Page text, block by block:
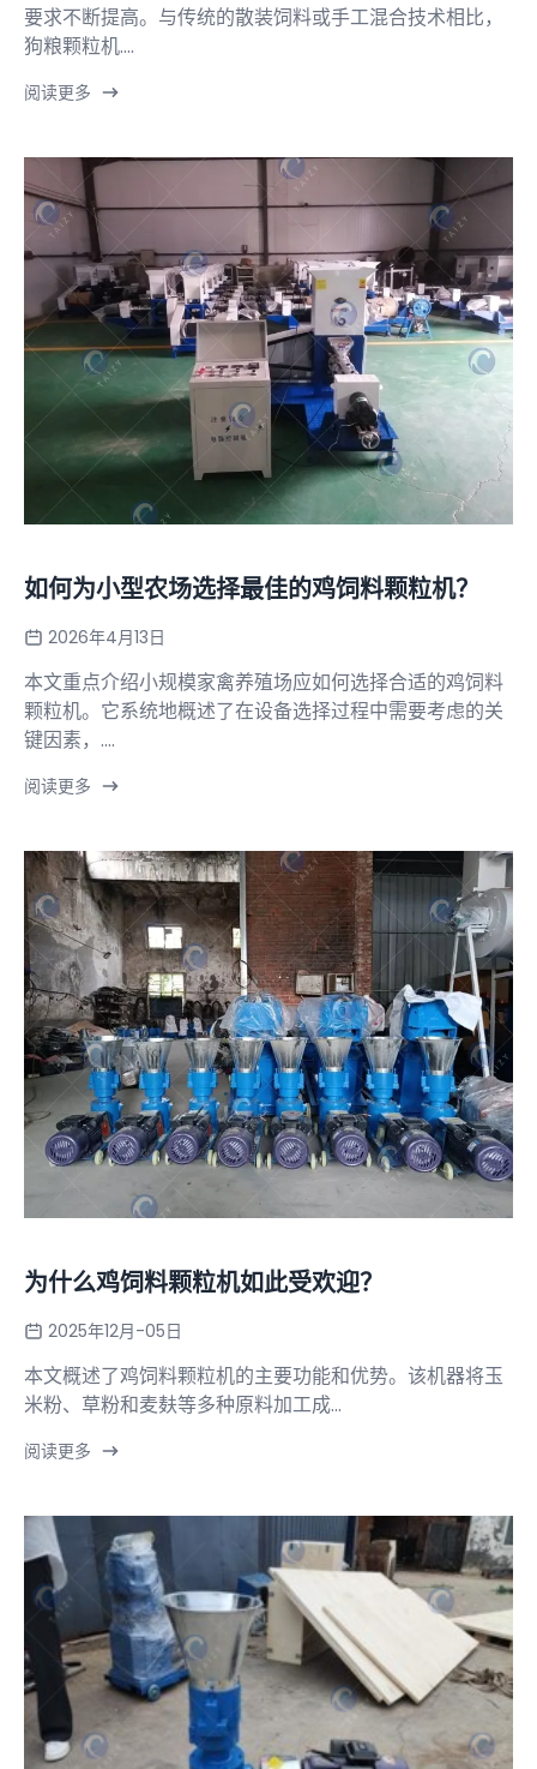
要求不断提高。与传统的散装饲料或手工混合技术相比，
狗粮颗粒机....
阅读更多
如何为小型农场选择最佳的鸡饲料颗粒机？
2026年4月13日
本文重点介绍小规模家禽养殖场应如何选择合适的鸡饲料
颗粒机。它系统地概述了在设备选择过程中需要考虑的关
键因素，....
阅读更多
为什么鸡饲料颗粒机如此受欢迎？
2025年12月-05日
本文概述了鸡饲料颗粒机的主要功能和优势。该机器将玉
米粉、草粉和麦麸等多种原料加工成...
阅读更多